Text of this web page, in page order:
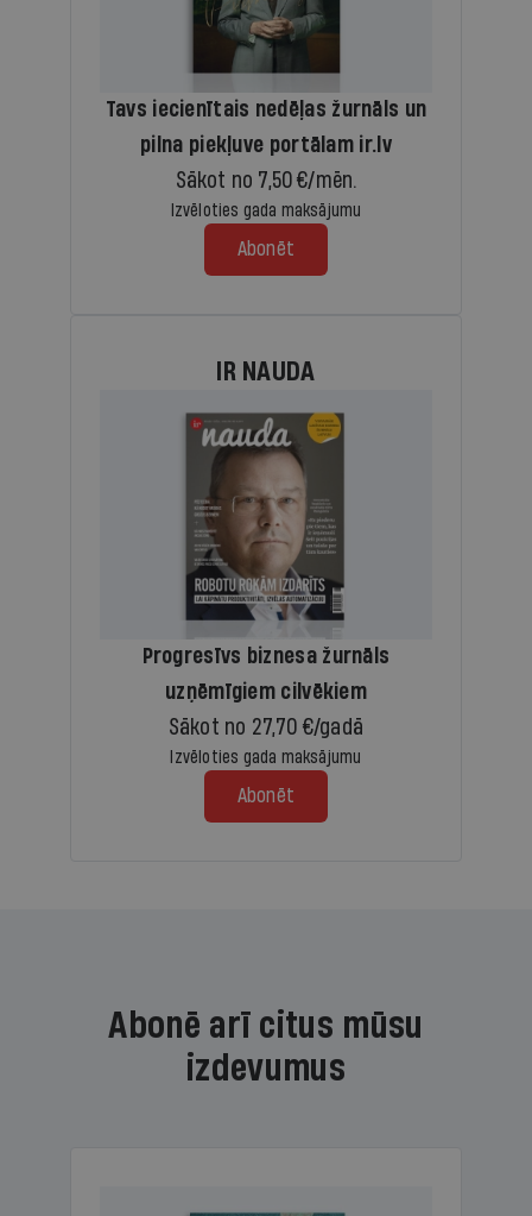
Tavs iecienītais nedēļas žurnāls un
pilna piekļuve portālam ir.lv
Sākot no 7,50 €/mēn.
Izvēloties gada maksājumu
Abonēt
IR NAUDA
Progresīvs biznesa žurnāls
uzņēmīgiem cilvēkiem
Sākot no 27,70 €/gadā
Izvēloties gada maksājumu
Abonēt
Abonē arī citus mūsu
izdevumus